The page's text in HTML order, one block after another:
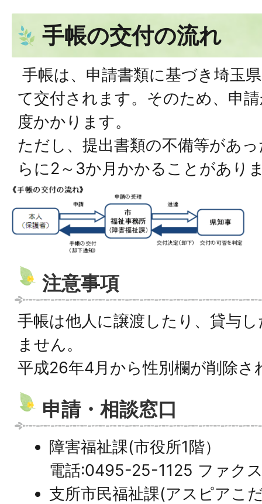
手帳の交付の流れ
手帳は、申請書類に基づき埼玉
て交付されます。そのため、申
度かかります。
ただし、提出書類の不備等があ
らに2～3か月かかることがあり
注意事項
手帳は他人に譲渡したり、貸与
ません。
平成26年4月から性別欄が削除さ
申請・相談窓口
障害福祉課(市役所1階）
電話:0495-25-1125 ファク
支所市民福祉課(アスピアこ